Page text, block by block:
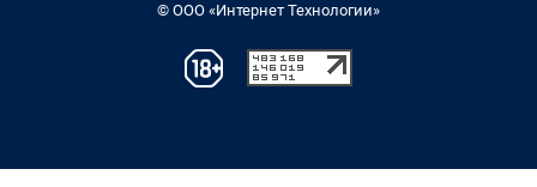
© ООО «Интернет Технологии»